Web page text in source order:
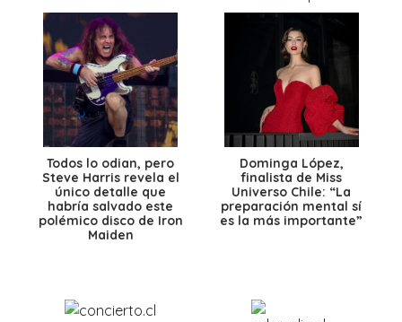
Todos lo odian, pero
Steve Harris revela el
único detalle que
habría salvado este
polémico disco de Iron
Maiden
Dominga López,
finalista de Miss
Universo Chile: “La
preparación mental sí
es la más importante”